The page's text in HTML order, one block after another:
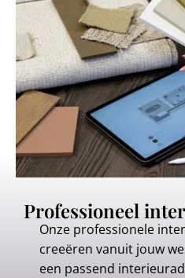
Professioneel
Onze professionele
creeëren vanuit jouw
een passend